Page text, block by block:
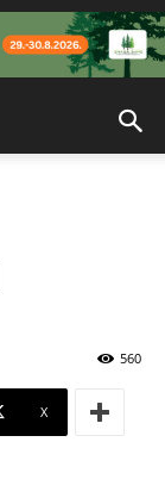
560
X